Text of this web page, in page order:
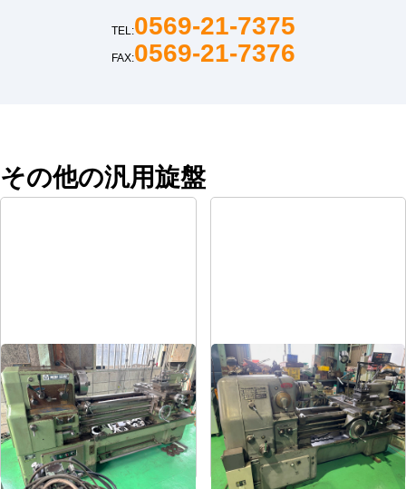
TEL:0569-21-7375
FAX:0569-21-7376
その他の汎用旋盤
8尺旋盤
メーカー 森精機
形 式MS-1250
年 式-
6尺旋盤
メーカー オークマ
形 式LS-800
年 式1986